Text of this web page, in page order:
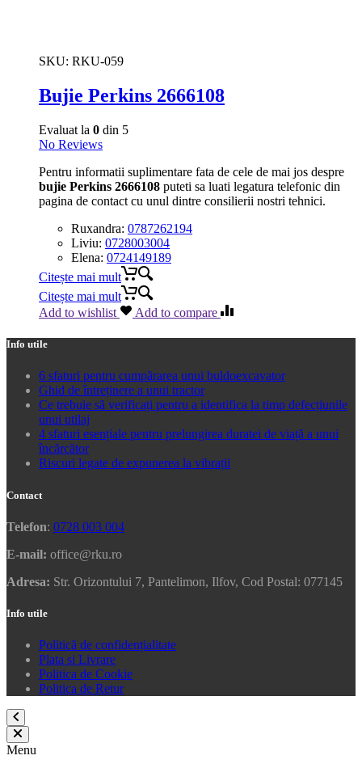
SKU: RKU-059
Bujie Perkins 2666108
Evaluat la 0 din 5
No Reviews
Pentru informatii suplimentare fata de cele de mai jos despre
bujie Perkins 2666108 puteti sa luati legatura telefonic din
pagina de contact cu unul dintre consilierii nostri tehnici.
Ruxandra: 0787262194
Liviu: 0728003004
Elena: 0724149189
Citește mai mult
Citește mai mult
Add to wishlist
Add to compare
Info utile
6 sfaturi pentru cumpărarea unui buldoexcavator
Ghid de întreținere a unui tractor
Ce trebuie să verificați pentru a identifica la timp defecțiunile
unui utilaj
4 sfaturi esențiale pentru prelungirea duratei de viață a unui
încărcător
Riscuri legate de expunerea la vibrații
Contact
Telefon: 0728 003 004
E-mail: office@rku.ro
Adresa: Str. Orizontului 7, Pantelimon, Ilfov, Cod Postal: 077145
Info utile
Politică de confidențialitate
Plata si Livrare
Politica de Cookie
Politica de Retur
Menu